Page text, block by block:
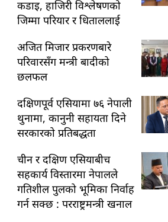
कडाइ, हाजिरी विश्लेषणको
जिम्मा परियार र धिताललाई
अजित मिजार प्रकरणबारे
परिवारसँग मन्त्री बादीको
छलफल
दक्षिणपूर्व एसियामा ७६ नेपाली
थुनामा, कानुनी सहायता दिने
सरकारको प्रतिबद्धता
चीन र दक्षिण एसियाबीच
सहकार्य विस्तारमा नेपालले
गतिशील पुलको भूमिका निर्वाह
गर्न सक्छ : परराष्ट्रमन्त्री खनाल